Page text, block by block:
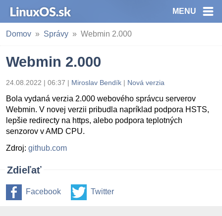
MENU
Domov Správy Webmin 2.000
Webmin 2.000
24.08.2022 | 06:37 | Miroslav Bendík | Nová verzia
Bola vydaná verzia 2.000 webového správcu serverov
Webmin. V novej verzii pribudla napríklad podpora HSTS,
lepšie redirecty na https, alebo podpora teplotných
senzorov v AMD CPU.
Zdroj: github.com
Zdieľať
Facebook Twitter